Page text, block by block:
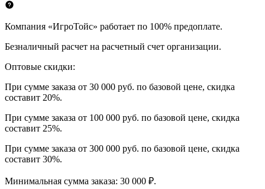
Компания «ИгроТойс» работает по 100% предоплате.
Безналичный расчет на расчетный счет организации.
Оптовые скидки:
При сумме заказа от 30 000 руб. по базовой цене, скидка
составит 20%.
При сумме заказа от 100 000 руб. по базовой цене, скидка
составит 25%.
При сумме заказа от 300 000 руб. по базовой цене, скидка
составит 30%.
Минимальная сумма заказа: 30 000 ₽.